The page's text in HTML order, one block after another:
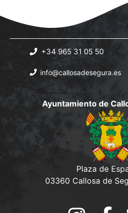
+34 965 31 05 50
info@callosadesegura.es
Ayuntamiento de
Plaza de
03360 Callosa de